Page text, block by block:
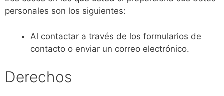
personales son los siguientes:
Al contactar a través de los formularios de
contacto o enviar un correo electrónico.
Derechos